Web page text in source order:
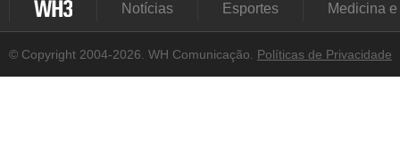
Notícias Esportes Medicina
© Copyright 2004-2026. WH Comunicação. Políticas de Privacidade